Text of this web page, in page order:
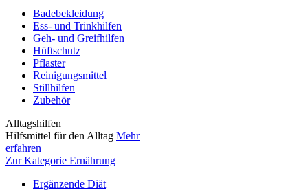
Badebekleidung
Ess- und Trinkhilfen
Geh- und Greifhilfen
Hüftschutz
Pflaster
Reinigungsmittel
Stillhilfen
Zubehör
Alltagshilfen
Hilfsmittel für den Alltag Mehr
erfahren
Zur Kategorie Ernährung
Ergänzende Diät